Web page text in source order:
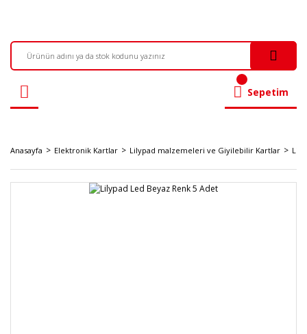
Sepetim
Anasayfa Elektronik Kartlar Lilypad malzemeleri ve Giyilebilir Kartlar